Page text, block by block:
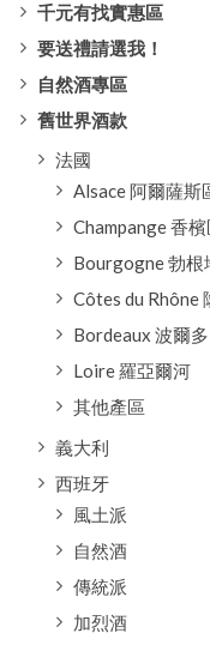
千元有找實惠區
要送禮請選我！
自然酒專區
舊世界酒款
法國
Alsace 阿爾薩斯
Champange 香檳
Bourgogne 勃根
Côtes du Rhône
Bordeaux 波爾多
Loire 羅亞爾河
其他產區
義大利
西班牙
風土派
自然酒
傳統派
加烈酒